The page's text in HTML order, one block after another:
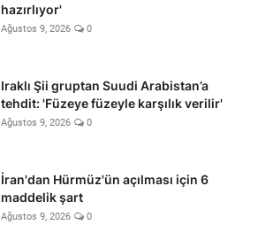
hazırlıyor'
Ağustos 9, 2026 0
Iraklı Şii gruptan Suudi Arabistan’a
tehdit: 'Füzeye füzeyle karşılık verilir'
Ağustos 9, 2026 0
İran'dan Hürmüz'ün açılması için 6
maddelik şart
Ağustos 9, 2026 0